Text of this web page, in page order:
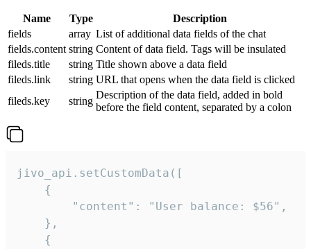
Name Type
Description
fields
array List of additional data fields of the chat
fields.content string Content of data field. Tags will be insulated
fileds.title
string Title shown above a data field
fileds.link
string URL that opens when the data field is clicked
fileds.key
string
Description of the data field, added in bold
before the field content, separated by a colon
jivo_api.setCustomData([
    {
        "content": "User balance: $56",
    },
    {